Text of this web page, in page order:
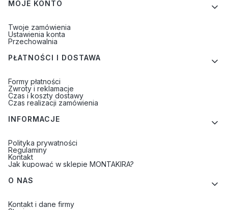
MOJE KONTO
Twoje zamówienia
Ustawienia konta
Przechowalnia
PŁATNOŚCI I DOSTAWA
Formy płatności
Zwroty i reklamacje
Czas i koszty dostawy
Czas realizacji zamówienia
INFORMACJE
Polityka prywatności
Regulaminy
Kontakt
Jak kupować w sklepie MONTAKIRA?
O NAS
Kontakt i dane firmy